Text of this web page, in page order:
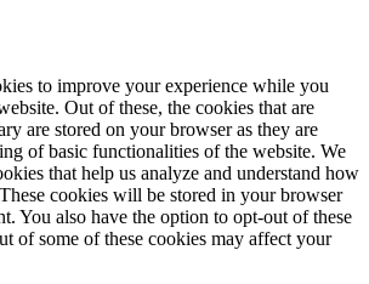
to improve your experience while you
Out of these, the cookies that are
are stored on your browser as they are
of basic functionalities of the website. We
that help us analyze and understand how
cookies will be stored in your browser
You also have the option to opt-out of these
of some of these cookies may affect your